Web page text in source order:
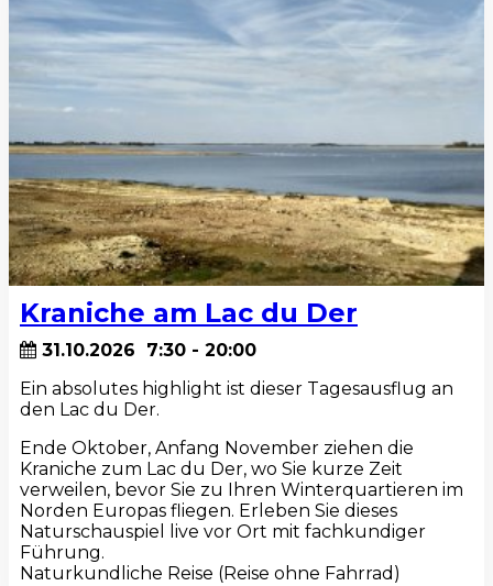
Kraniche am Lac du Der
31.10.2026 7:30 - 20:00
Ein absolutes highlight ist dieser Tagesausflug an
den Lac du Der.
Ende Oktober, Anfang November ziehen die
Kraniche zum Lac du Der, wo Sie kurze Zeit
verweilen, bevor Sie zu Ihren Winterquartieren im
Norden Europas fliegen. Erleben Sie dieses
Naturschauspiel live vor Ort mit fachkundiger
Führung.
Naturkundliche Reise (Reise ohne Fahrrad)